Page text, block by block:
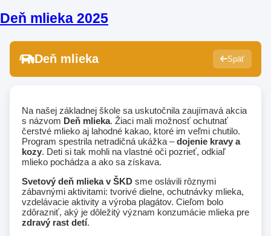
Deň mlieka 2025
Deň mlieka Späť
Na našej základnej škole sa uskutočnila zaujímavá akcia
s názvom Deň mlieka. Žiaci mali možnosť ochutnať
čerstvé mlieko aj lahodné kakao, ktoré im veľmi chutilo.
Program spestrila netradičná ukážka –dojenie kravy a
kozy. Deti si tak mohli na vlastné oči pozrieť, odkiaľ
mlieko pochádza a ako sa získava.
Svetový deň mlieka v ŠKD sme oslávili rôznymi
zábavnými aktivitami: tvorivé dielne, ochutnávky mlieka,
vzdelávacie aktivity a výroba plagátov. Cieľom bolo
zdôrazniť, aký je dôležitý význam konzumácie mlieka pre
zdravý rast detí.